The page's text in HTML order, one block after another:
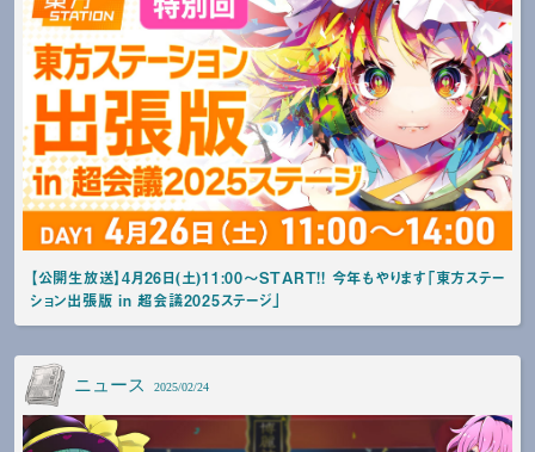
【公開生放送】4月26日(土)11:00～START!! 今年もやります「東方ステー
ション出張版 in 超会議2025ステージ」
ニュース 2025/02/24